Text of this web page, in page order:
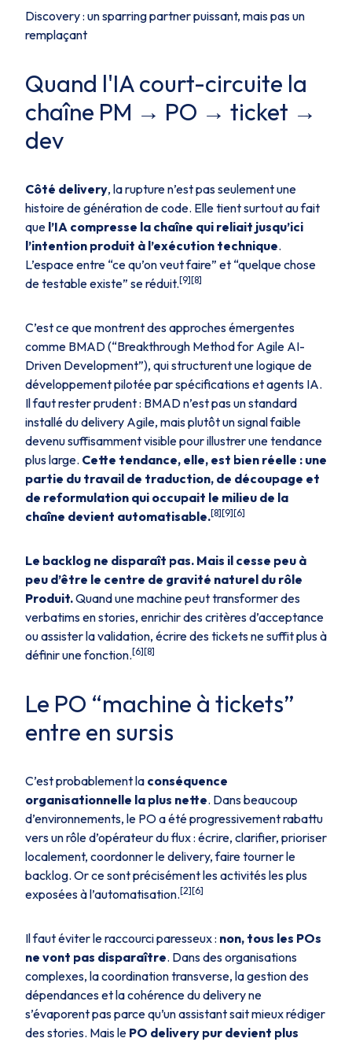
Discovery : un sparring partner puissant, mais pas un
remplaçant
Quand l'IA court-circuite la
chaîne PM → PO → ticket →
dev
Côté delivery, la rupture n’est pas seulement une
histoire de génération de code. Elle tient surtout au fait
que l’IA compresse la chaîne qui reliait jusqu’ici
l’intention produit à l’exécution technique.
L’espace entre “ce qu’on veut faire” et “quelque chose
de testable existe” se réduit.[9][8]
C’est ce que montrent des approches émergentes
comme BMAD (“Breakthrough Method for Agile AI-
Driven Development”), qui structurent une logique de
développement pilotée par spécifications et agents IA.
Il faut rester prudent : BMAD n’est pas un standard
installé du delivery Agile, mais plutôt un signal faible
devenu suffisamment visible pour illustrer une tendance
plus large. Cette tendance, elle, est bien réelle : une
partie du travail de traduction, de découpage et
de reformulation qui occupait le milieu de la
chaîne devient automatisable.[8][9][6]
Le backlog ne disparaît pas. Mais il cesse peu à
peu d’être le centre de gravité naturel du rôle
Produit.Quand une machine peut transformer des
verbatims en stories, enrichir des critères d’acceptance
ou assister la validation, écrire des tickets ne suffit plus à
définir une fonction.[6][8]
Le PO “machine à tickets”
entre en sursis
C’est probablement la conséquence
organisationnelle la plus nette. Dans beaucoup
d’environnements, le PO a été progressivement rabattu
vers un rôle d’opérateur du flux : écrire, clarifier, prioriser
localement, coordonner le delivery, faire tourner le
backlog. Or ce sont précisément les activités les plus
exposées à l’automatisation.[2][6]
Il faut éviter le raccourci paresseux : non, tous les POs
ne vont pas disparaître. Dans des organisations
complexes, la coordination transverse, la gestion des
dépendances et la cohérence du delivery ne
s’évaporent pas parce qu’un assistant sait mieux rédiger
des stories. Mais le PO delivery pur devient plus